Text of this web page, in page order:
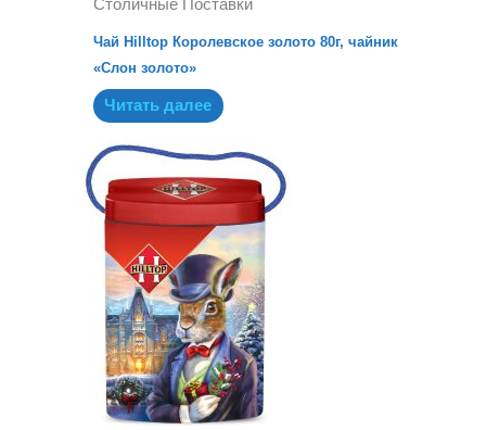
Столичные Поставки
Чай Hilltop Королевское золото 80г, чайник
«Слон золото»
Читать далее